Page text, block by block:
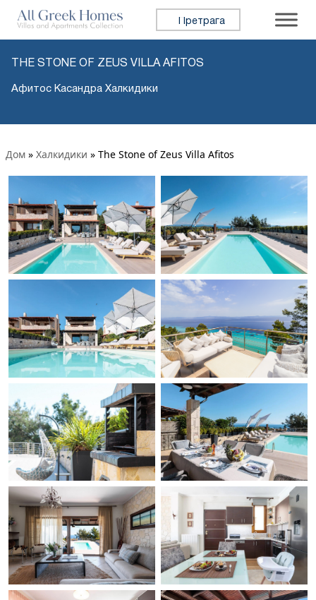
Претражи:
THE STONE OF ZEUS VILLA AFITOS
Афитос Касандра Халкидики
Дом » Халкидики » The Stone of Zeus Villa Afitos